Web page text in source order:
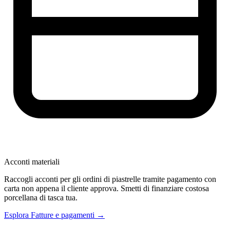
Acconti materiali
Raccogli acconti per gli ordini di piastrelle tramite pagamento con
carta non appena il cliente approva. Smetti di finanziare costosa
porcellana di tasca tua.
Esplora Fatture e pagamenti →